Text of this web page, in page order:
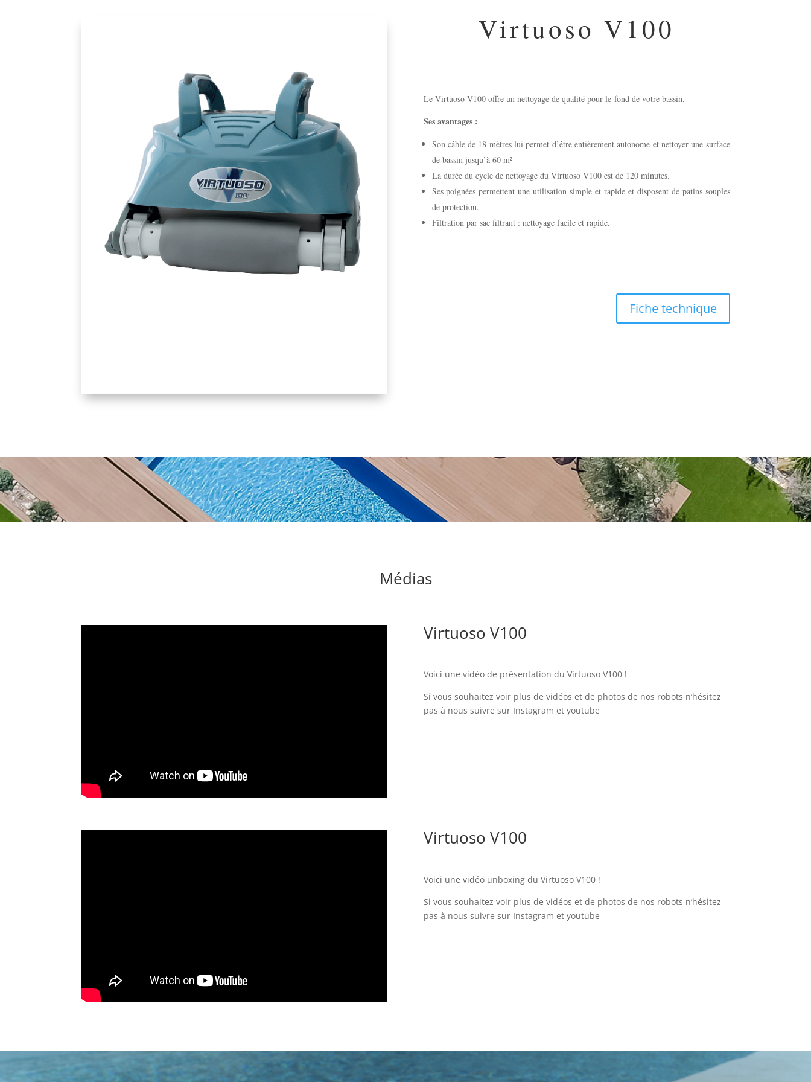
Virtuoso V100
Le Virtuoso V100 offre un nettoyage de qualité pour le fond de votre bassin.
Ses avantages :
Son câble de 18 mètres lui permet d’être entièrement autonome et nettoyer une surface
de bassin jusqu’à 60 m²
La durée du cycle de nettoyage du Virtuoso V100 est de 120 minutes.
Ses poignées permettent une utilisation simple et rapide et disposent de patins souples
de protection.
Filtration par sac filtrant : nettoyage facile et rapide.
Fiche technique
Médias
Virtuoso V100
Voici une vidéo de présentation du Virtuoso V100 !
Si vous souhaitez voir plus de vidéos et de photos de nos robots n’hésitez
pas à nous suivre sur Instagram et youtube
Virtuoso V100
Voici une vidéo unboxing du Virtuoso V100 !
Si vous souhaitez voir plus de vidéos et de photos de nos robots n’hésitez
pas à nous suivre sur Instagram et youtube